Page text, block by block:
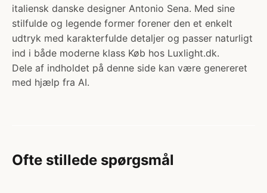
italiensk danske designer Antonio Sena. Med sine
stilfulde og legende former forener den et enkelt
udtryk med karakterfulde detaljer og passer naturligt
ind i både moderne klass Køb hos Luxlight.dk.
Dele af indholdet på denne side kan være genereret
med hjælp fra AI.
Ofte stillede spørgsmål